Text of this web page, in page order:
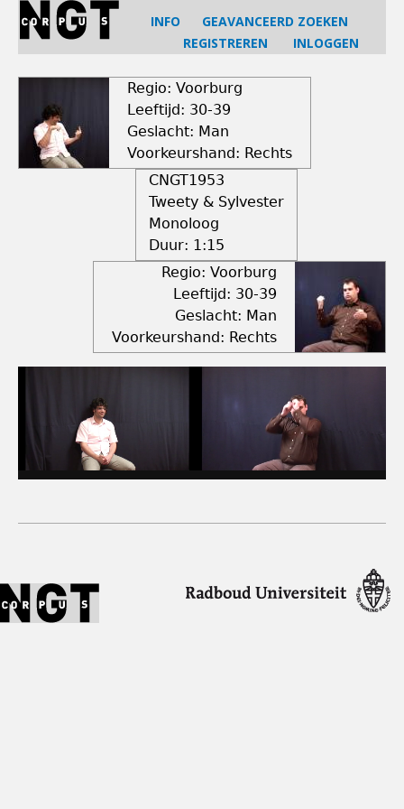
Jump
navigation
INFO
GEAVANCEERD ZOEKEN
REGISTREREN
INLOGGEN
Regio: Voorburg
Leeftijd: 30-39
Geslacht: Man
Voorkeurshand: Rechts
CNGT1953
Tweety & Sylvester
Monoloog
Duur: 1:15
Regio: Voorburg
Leeftijd: 30-39
Geslacht: Man
Voorkeurshand: Rechts